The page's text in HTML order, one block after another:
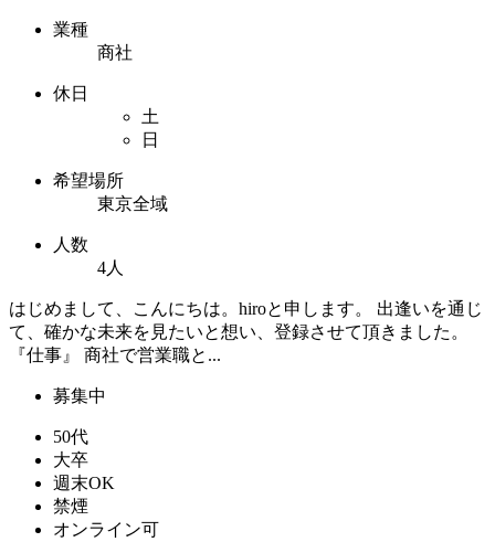
業種
商社
休日
土
日
希望場所
東京全域
人数
4人
はじめまして、こんにちは。hiroと申します。 出逢いを通じ
て、確かな未来を見たいと想い、登録させて頂きました。
『仕事』 商社で営業職と...
募集中
50代
大卒
週末OK
禁煙
オンライン可